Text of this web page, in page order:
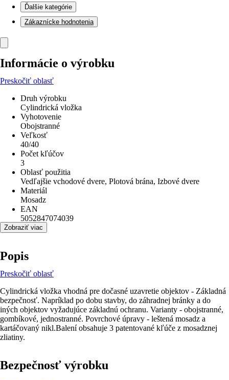
Ďalšie kategórie
Zákaznícke hodnotenia
Informácie o výrobku
Preskočiť oblasť
Druh výrobku
Cylindrická vložka
Vyhotovenie
Obojstranné
Veľkosť
40/40
Počet kľúčov
3
Oblasť použitia
Vedľajšie vchodové dvere, Plotová brána, Izbové dvere
Materiál
Mosadz
EAN
5052847074039
Zobraziť viac
Popis
Preskočiť oblasť
Cylindrická vložka vhodná pre dočasné uzavretie objektov - Základná
bezpečnosť. Napríklad po dobu stavby, do záhradnej bránky a do
iných objektov vyžadujúce základnú ochranu. Varianty - obojstranné,
gombíkové, jednostranné. Povrchové úpravy - leštená mosadz a
kartáčovaný nikl.Balení obsahuje 3 patentované kľúče z mosadznej
zliatiny.
Bezpečnosť výrobku